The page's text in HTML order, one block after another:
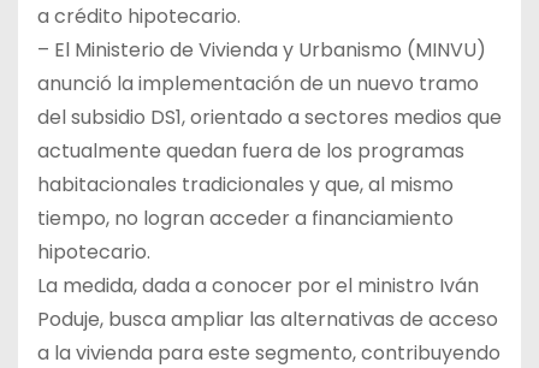
a crédito hipotecario.
– El Ministerio de Vivienda y Urbanismo (MINVU)
anunció la implementación de un nuevo tramo
del subsidio DS1, orientado a sectores medios que
actualmente quedan fuera de los programas
habitacionales tradicionales y que, al mismo
tiempo, no logran acceder a financiamiento
hipotecario.
La medida, dada a conocer por el ministro Iván
Poduje, busca ampliar las alternativas de acceso
a la vivienda para este segmento, contribuyendo